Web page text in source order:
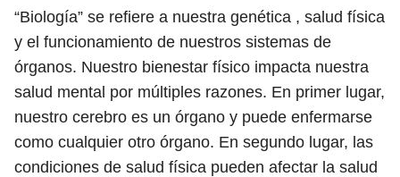
“Biología” se refiere a nuestra genética , salud física
y el funcionamiento de nuestros sistemas de
órganos. Nuestro bienestar físico impacta nuestra
salud mental por múltiples razones. En primer lugar,
nuestro cerebro es un órgano y puede enfermarse
como cualquier otro órgano. En segundo lugar, las
condiciones de salud física pueden afectar la salud